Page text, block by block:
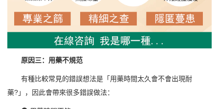
原因三：用藥不規范
有種比較常見的錯誤想法是「用藥時間太久會不會出現耐
藥?」，因此會帶來很多錯誤做法：